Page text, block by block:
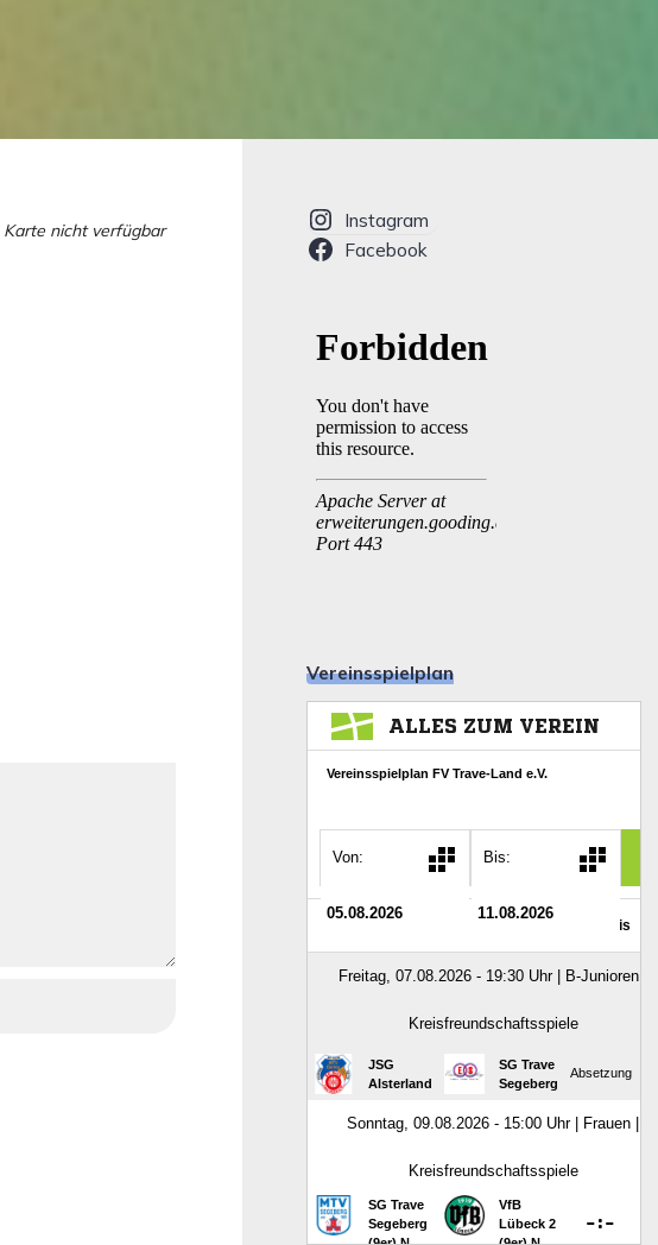
Karte nicht verfügbar
Instagram
Facebook
Vereinsspielplan